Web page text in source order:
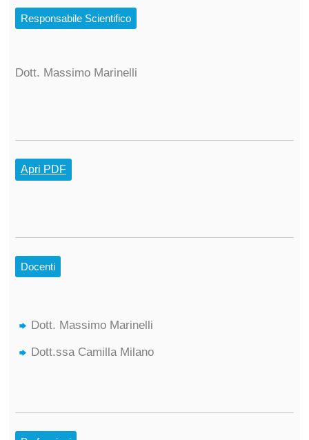
Responsabile Scientifico
Dott. Massimo Marinelli
Apri PDF
Docenti
Dott. Massimo Marinelli
Dott.ssa Camilla Milano